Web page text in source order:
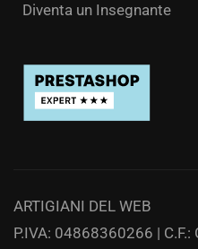
Diventa un Insegnante
ARTIGIANI DEL WEB
P.IVA: 04868360266 | C.F.: